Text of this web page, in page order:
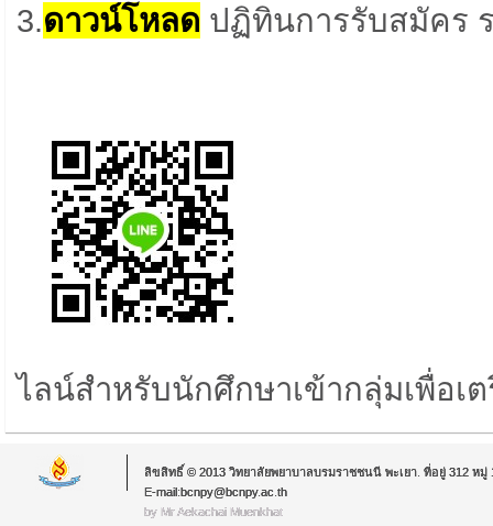
3.ดาวน์โหลด ปฏิทินการรับสมัคร
ไลน์สำหรับนักศึกษาเข้ากลุ่มเพื่อเ
ลิขสิทธิ์ © 2013 วิทยาลัยพยาบาลบรมราชชนนี พะเยา. ที่อยู่ 312 หมู่
E-mail:bcnpy@bcnpy.ac.th
by Mr.Aekachai Muenkhat